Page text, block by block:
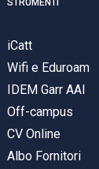
STRUMENTI
iCatt
Wifi e Eduroam
IDEM Garr AAI
Off-campus
CV Online
Albo Fornitori